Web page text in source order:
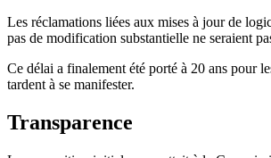
Les réclamations liées aux mises à jour de
pas de modification substantielle ne seraient
Ce délai a finalement été porté à 20 ans pour
tardent à se manifester.
Transparence